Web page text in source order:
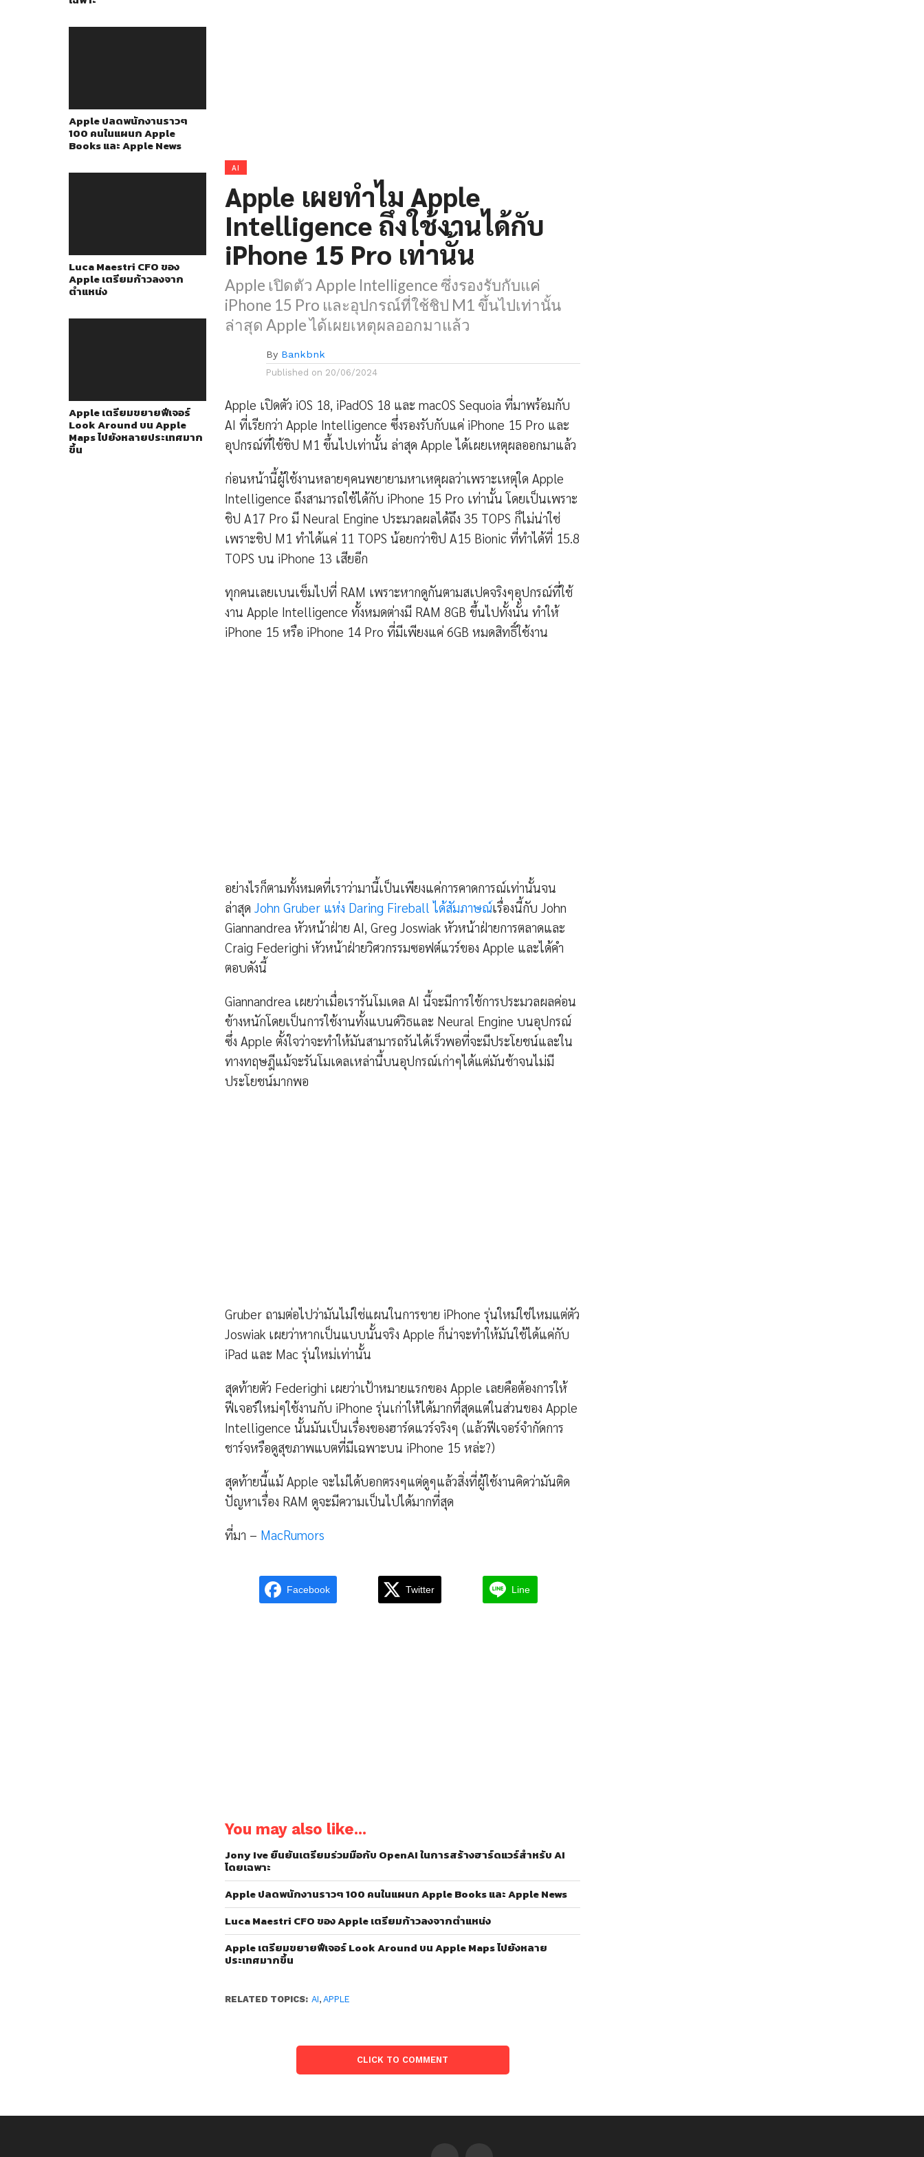
Apple ปลดพนักงานราวๆ
100 คนในแผนก Apple
Books และ Apple News
Luca Maestri CFO ของ
Apple เตรียมก้าวลงจาก
ตำแหน่ง
Apple เตรียมขยายฟีเจอร์
Look Around บน Apple
Maps ไปยังหลายประเทศมาก
ขึ้น
AI
Apple เผยทำไม Apple
Intelligence ถึงใช้งานได้กับ
iPhone 15 Pro เท่านั้น
Apple เปิดตัว Apple Intelligence ซึ่งรองรับกับแค่
iPhone 15 Pro และอุปกรณ์ที่ใช้ชิป M1 ขึ้นไปเท่านั้น
ล่าสุด Apple ได้เผยเหตุผลออกมาแล้ว
By Bankbnk
Published on 20/06/2024
Apple เปิดตัว iOS 18, iPadOS 18 และ macOS Sequoia ที่มาพร้อมกับ
AI ที่เรียกว่า Apple Intelligence ซึ่งรองรับกับแค่ iPhone 15 Pro และ
อุปกรณ์ที่ใช้ชิป M1 ขึ้นไปเท่านั้น ล่าสุด Apple ได้เผยเหตุผลออกมาแล้ว
ก่อนหน้านี้ผู้ใช้งานหลายๆคนพยายามหาเหตุผลว่าเพราะเหตุใด Apple
Intelligence ถึงสามารถใช้ได้กับ iPhone 15 Pro เท่านั้น โดยเป็นเพราะ
ชิป A17 Pro มี Neural Engine ประมวลผลได้ถึง 35 TOPS ก็ไม่น่าใช่
เพราะชิป M1 ทำได้แค่ 11 TOPS น้อยกว่าชิป A15 Bionic ที่ทำได้ที่ 15.8
TOPS บน iPhone 13 เสียอีก
ทุกคนเลยเบนเข็มไปที่ RAM เพราะหากดูกันตามสเปคจริงๆอุปกรณ์ที่ใช้
งาน Apple Intelligence ทั้งหมดต่างมี RAM 8GB ขึ้นไปทั้งนั้น ทำให้
iPhone 15 หรือ iPhone 14 Pro ที่มีเพียงแค่ 6GB หมดสิทธิ์ใช้งาน
อย่างไรก็ตามทั้งหมดที่เราว่ามานี้เป็นเพียงแค่การคาดการณ์เท่านั้นจน
ล่าสุดJohn Gruber แห่ง Daring Fireball ได้สัมภาษณ์เรื่องนี้กับ John
Giannandrea หัวหน้าฝ่าย AI, Greg Joswiak หัวหน้าฝ่ายการตลาดและ
Craig Federighi หัวหน้าฝ่ายวิศวกรรมซอฟต์แวร์ของ Apple และได้คำ
ตอบดังนี้
Giannandrea เผยว่าเมื่อเรารันโมเดล AI นี้จะมีการใช้การประมวลผลค่อน
ข้างหนักโดยเป็นการใช้งานทั้งแบนด์วิธและ Neural Engine บนอุปกรณ์
ซึ่ง Apple ตั้งใจว่าจะทำให้มันสามารถรันได้เร็วพอที่จะมีประโยชน์และใน
ทางทฤษฎีแม้จะรันโมเดลเหล่านี้บนอุปกรณ์เก่าๆได้แต่มันช้าจนไม่มี
ประโยชน์มากพอ
Gruber ถามต่อไปว่ามันไม่ใช่แผนในการขาย iPhone รุ่นใหม่ใช่ไหมแต่ตัว
Joswiak เผยว่าหากเป็นแบบนั้นจริง Apple ก็น่าจะทำให้มันใช้ได้แค่กับ
iPad และ Mac รุ่นใหม่เท่านั้น
สุดท้ายตัว Federighi เผยว่าเป้าหมายแรกของ Apple เลยคือต้องการให้
ฟีเจอร์ใหม่ๆใช้งานกับ iPhone รุ่นเก่าให้ได้มากที่สุดแต่ในส่วนของ Apple
Intelligence นั้นมันเป็นเรื่องของฮาร์ดแวร์จริงๆ (แล้วฟีเจอร์จำกัดการ
ชาร์จหรือดูสุขภาพแบตที่มีเฉพาะบน iPhone 15 หล่ะ?)
สุดท้ายนี้แม้ Apple จะไม่ได้บอกตรงๆแต่ดูๆแล้วสิ่งที่ผู้ใช้งานคิดว่ามันติด
ปัญหาเรื่อง RAM ดูจะมีความเป็นไปได้มากที่สุด
ที่มา – MacRumors
Facebook Twitter Line
You may also like...
Jony Ive ยืนยันเตรียมร่วมมือกับ OpenAI ในการสร้างฮาร์ดแวร์สำหรับ AI
โดยเฉพาะ
Apple ปลดพนักงานราวๆ 100 คนในแผนก Apple Books และ Apple News
Luca Maestri CFO ของ Apple เตรียมก้าวลงจากตำแหน่ง
Apple เตรียมขยายฟีเจอร์ Look Around บน Apple Maps ไปยังหลาย
ประเทศมากขึ้น
RELATED TOPICS: AI,APPLE
CLICK TO COMMENT